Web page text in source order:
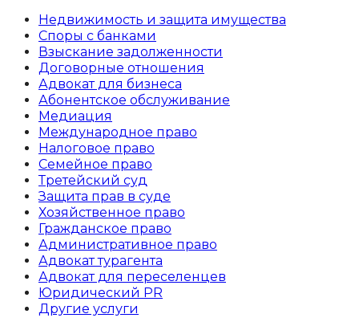
Недвижимость и защита имущества
Споры с банками
Взыскание задолженности
Договорные отношения
Адвокат для бизнеса
Абoнентское обслуживание
Медиация
Международное право
Налоговое право
Семейное право
Третейский суд
Защита прав в суде
Хозяйственное право
Гражданское право
Административное право
Адвокат турагента
Адвокат для переселенцев
Юридический PR
Другие услуги